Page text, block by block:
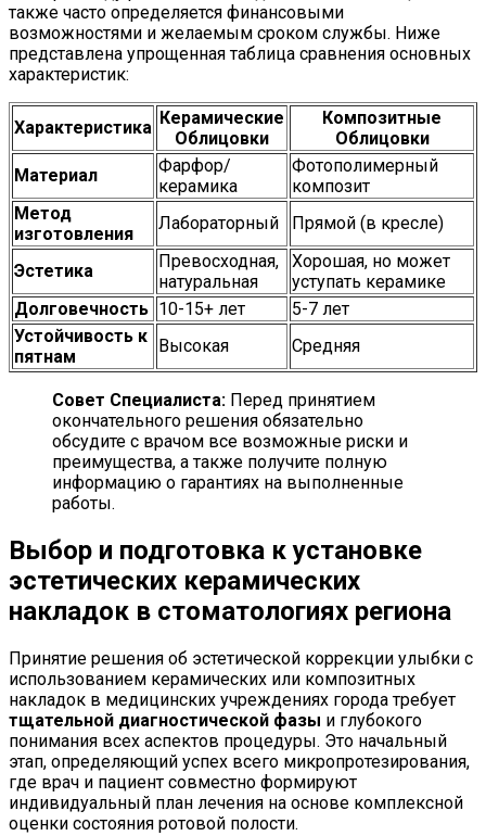
также часто определяется финансовыми
возможностями и желаемым сроком службы. Ниже
представлена упрощенная таблица сравнения основных
характеристик:
Характеристика Керамические
Облицовки
Композитные
Облицовки
Материал
Фарфор/
керамика
Фотополимерный
композит
Метод
изготовления
Лабораторный Прямой (в кресле)
Эстетика
Превосходная,
натуральная
Хорошая, но может
уступать керамике
Долговечность 10-15+ лет
5-7 лет
Устойчивость к
пятнам
Высокая Средняя
Совет Специалиста: Перед принятием
окончательного решения обязательно
обсудите с врачом все возможные риски и
преимущества, а также получите полную
информацию о гарантиях на выполненные
работы.
Выбор и подготовка к установке
эстетических керамических
накладок в стоматологиях региона
Принятие решения об эстетической коррекции улыбки с
использованием керамических или композитных
накладок в медицинских учреждениях города требует
тщательной диагностической фазы и глубокого
понимания всех аспектов процедуры. Это начальный
этап, определяющий успех всего микропротезирования,
где врач и пациент совместно формируют
индивидуальный план лечения на основе комплексной
оценки состояния ротовой полости.